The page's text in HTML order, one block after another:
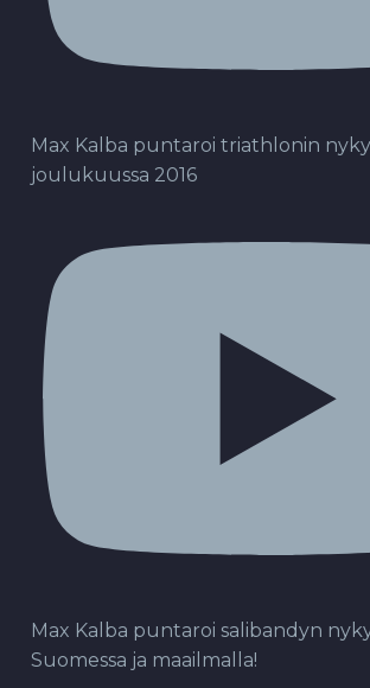
Max Kalba puntaroi triathlonin
joulukuussa 2016
Max Kalba puntaroi salibandyn
Suomessa ja maailmalla!